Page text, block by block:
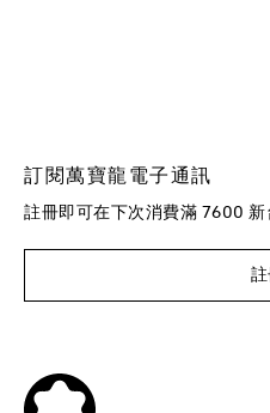
訂閱萬寶龍電子通訊
註冊即可在下次消費滿 7600